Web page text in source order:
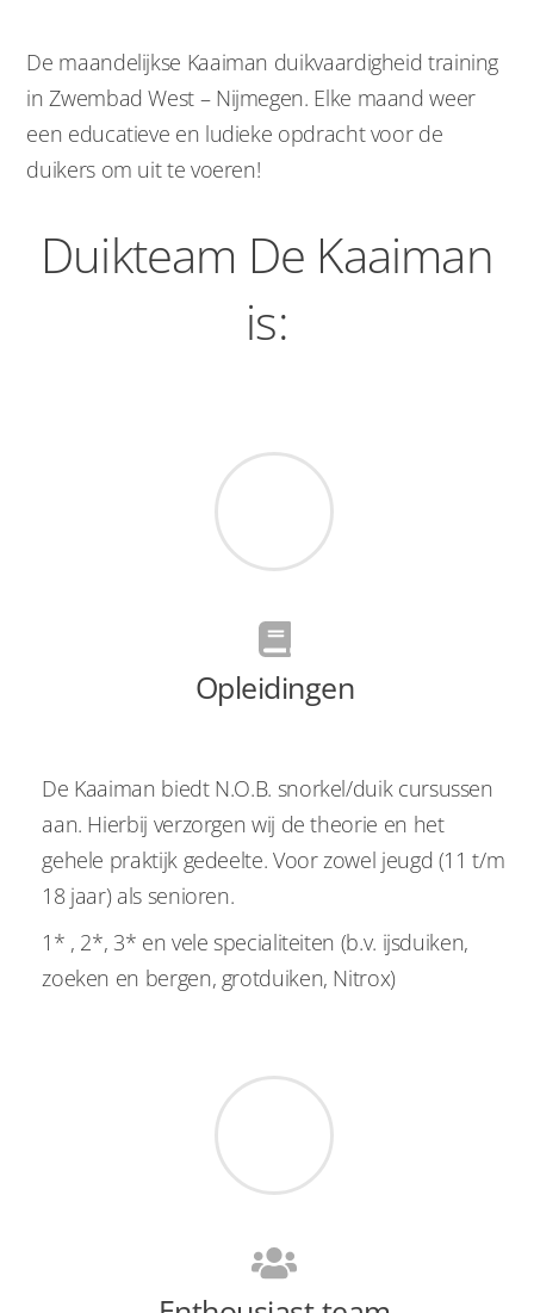
De maandelijkse Kaaiman duikvaardigheid training
in Zwembad West – Nijmegen. Elke maand weer
een educatieve en ludieke opdracht voor de
duikers om uit te voeren!
Duikteam De Kaaiman
is:
Opleidingen
De Kaaiman biedt N.O.B. snorkel/duik cursussen
aan. Hierbij verzorgen wij de theorie en het
gehele praktijk gedeelte. Voor zowel jeugd (11 t/m
18 jaar) als senioren.
1* , 2*, 3* en vele specialiteiten (b.v. ijsduiken,
zoeken en bergen, grotduiken, Nitrox)